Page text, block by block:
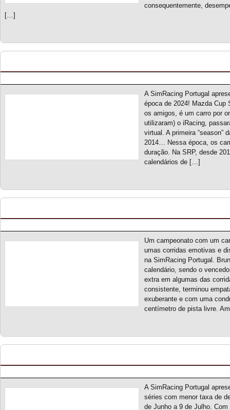
consequentemente,
[…]
A SimRacing Portugal
época de 2024! Mazda Cup
os amigos, é um carro por
utilizaram) o iRacing,
virtual. A primeira “season”
2014… Nessa época, os
duração. Na SRP, desde
calendários de […]
Um campeonato com um
umas corridas emotivas e
na SimRacing Portugal.
calendário, sendo o
extra em algumas das
consistente, terminou
exuberante e com uma
centímetro de pista livre.
A SimRacing Portugal
séries com menor taxa de
de Junho a 9 de Julho.